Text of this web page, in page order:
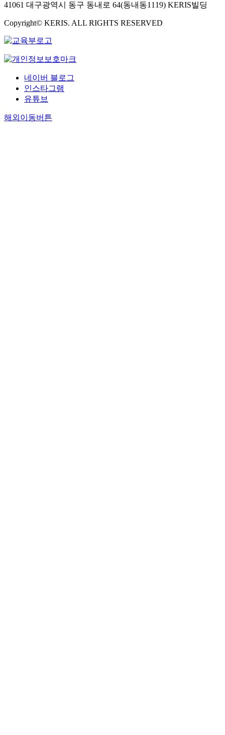
41061 대구광역시 동구 동내로 64(동내동1119) KERIS빌딩
Copyright© KERIS. ALL RIGHTS RESERVED
네이버 블로그
인스타그램
유튜브
해외이동버튼